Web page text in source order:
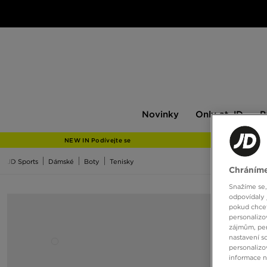
Novinky
JD
Only at JD
NEW IN Podívejte se
JD Sports Dámské Boty Tenisky
Snažíme
odpovídaly
pokud
zájmům,
nastavení
informace